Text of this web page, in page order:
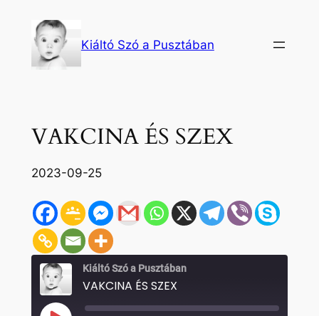
tartalomhoz
Kiáltó Szó a Pusztában
VAKCINA ÉS SZEX
2023-09-25
Kiáltó Szó a Pusztában
VAKCINA ÉS SZEX